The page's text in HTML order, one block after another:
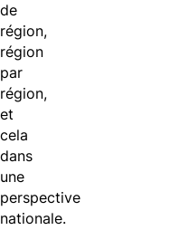
de
région,
région
par
région,
et
cela
dans
une
perspective
nationale.